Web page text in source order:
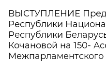
ВЫСТУПЛЕНИЕ
Республики
Республики
Кочановой на 150-
Межпарламентского